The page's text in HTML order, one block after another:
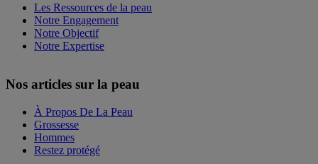
Les Ressources de la peau
Notre Engagement
Notre Objectif
Notre Expertise
Nos articles sur la peau
À Propos De La Peau
Grossesse
Hommes
Restez protégé